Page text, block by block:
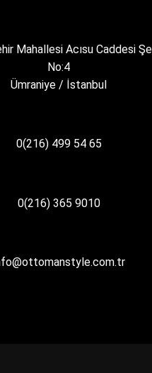
Mahallesi Acısu Caddesi
No:4
Ümraniye / İstanbul
0(216) 499 54 65
0(216) 365 9010